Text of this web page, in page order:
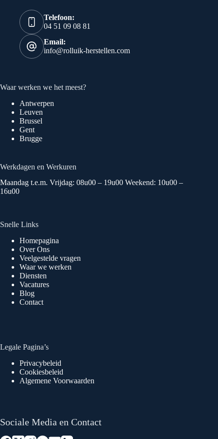
Telefoon:
04 51 09 08 81
Email:
info@rolluik-herstellen.com
Waar werken we het meest?
Antwerpen
Leuven
Brussel
Gent
Brugge
Werkdagen en Werkuren
Maandag t.e.m. Vrijdag: 08u00 – 19u00 Weekend: 10u00 –
16u00
Snelle Links
Homepagina
Over Ons
Veelgestelde vragen
Waar we werken
Diensten
Vacatures
Blog
Contact
Legale Pagina’s
Privacybeleid
Cookiesbeleid
Algemene Voorwaarden
Sociale Media en Contact